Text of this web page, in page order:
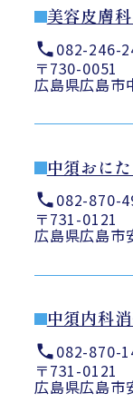
美容皮膚
082-246-
〒730-0051
広島県広島市
中須おに
082-870-
〒731-0121
広島県広島市
中須内科
082-870-
〒731-0121
広島県広島市